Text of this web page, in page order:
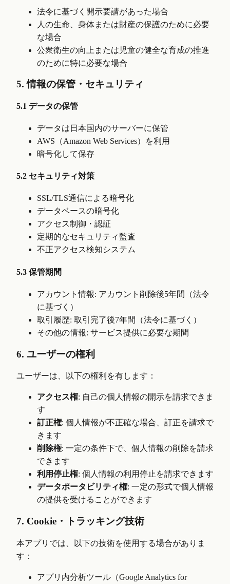
法令に基づく開示要請があった場合
人の生命、身体または財産の保護のために必要
な場合
公衆衛生の向上または児童の健全な育成の推進
のために特に必要な場合
5. 情報の保管・セキュリティ
5.1 データの保管
データは日本国内のサーバーに保管
AWS（Amazon Web Services）を利用
暗号化して保存
5.2 セキュリティ対策
SSL/TLS通信による暗号化
データベースの暗号化
アクセス制御・認証
定期的なセキュリティ監査
不正アクセス検知システム
5.3 保管期間
アカウント情報: アカウント削除後5年間（法令
に基づく）
取引履歴: 取引完了後7年間（法令に基づく）
その他の情報: サービス提供に必要な期間
6. ユーザーの権利
ユーザーは、以下の権利を有します：
アクセス権: 自己の個人情報の開示を請求できま
す
訂正権: 個人情報が不正確な場合、訂正を請求で
きます
削除権: 一定の条件下で、個人情報の削除を請求
できます
利用停止権: 個人情報の利用停止を請求できます
データポータビリティ権: 一定の形式で個人情報
の提供を受けることができます
7. Cookie・トラッキング技術
本アプリでは、以下の技術を使用する場合がありま
す：
アプリ内分析ツール（Google Analytics for